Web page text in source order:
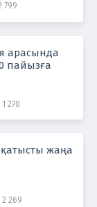
799
арасында
пайызға
1 270
қатысты жаңа
2 269